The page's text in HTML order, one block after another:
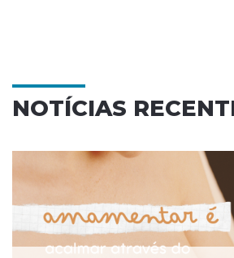
NOTÍCIAS